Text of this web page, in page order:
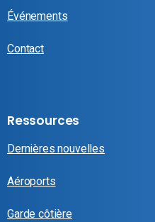
Événements
Contact
Ressources
Dernières nouvelles
Aéroports
Garde côtière